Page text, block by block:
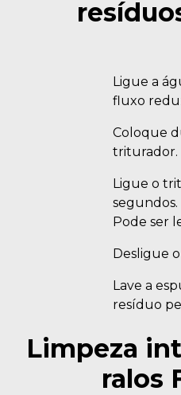
Ligue a
fluxo
Coloque
triturador.
Ligue o
segundos.
Pode ser
Desligue
Lave a
resíduo
Limpeza
ralos